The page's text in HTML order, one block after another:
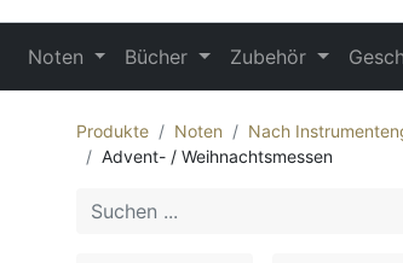
Noten Bücher Zubehör
Produkte Noten Nach
Advent- / Weihnachtsmessen